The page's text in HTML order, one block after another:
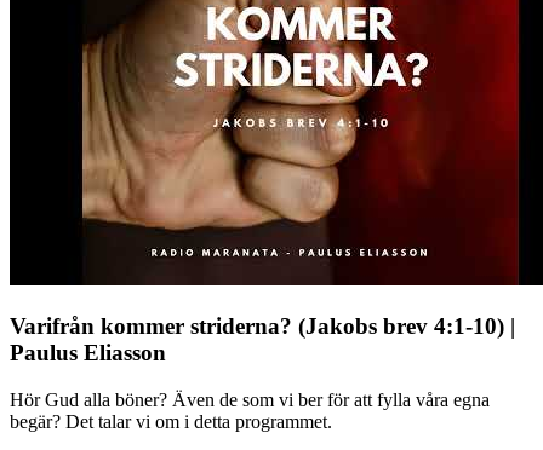
Varifrån kommer striderna? (Jakobs brev 4:1-10) |
Paulus Eliasson
Hör Gud alla böner? Även de som vi ber för att fylla våra egna
begär? Det talar vi om i detta programmet.